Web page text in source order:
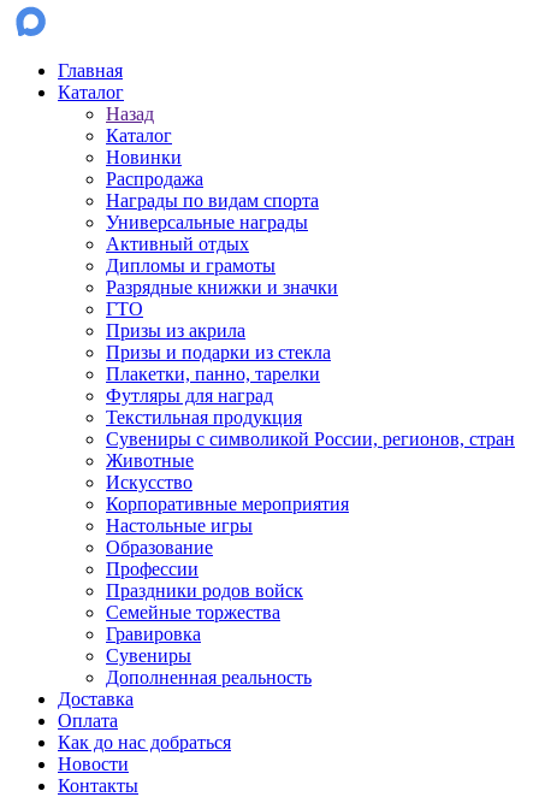
Главная
Каталог
Назад
Каталог
Новинки
Распродажа
Награды по видам спорта
Универсальные награды
Активный отдых
Дипломы и грамоты
Разрядные книжки и значки
ГТО
Призы из акрила
Призы и подарки из стекла
Плакетки, панно, тарелки
Футляры для наград
Текстильная продукция
Сувениры с символикой России, регионов, стран
Животные
Искусство
Корпоративные мероприятия
Настольные игры
Образование
Профессии
Праздники родов войск
Семейные торжества
Гравировка
Сувениры
Дополненная реальность
Доставка
Оплата
Как до нас добраться
Новости
Контакты